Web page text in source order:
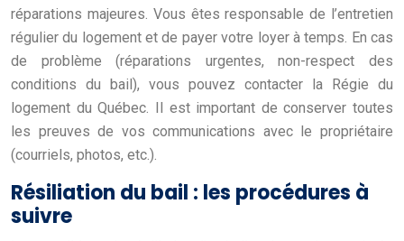
réparations majeures. Vous êtes responsable de l’entretien
régulier du logement et de payer votre loyer à temps. En cas
de problème (réparations urgentes, non-respect des
conditions du bail), vous pouvez contacter la Régie du
logement du Québec. Il est important de conserver toutes
les preuves de vos communications avec le propriétaire
(courriels, photos, etc.).
Résiliation du bail : les procédures à
suivre